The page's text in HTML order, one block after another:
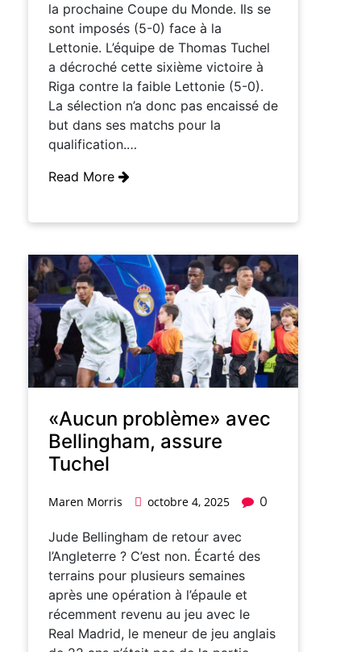
la prochaine Coupe du Monde. Ils se
sont imposés (5-0) face à la
Lettonie. L’équipe de Thomas Tuchel
a décroché cette sixième victoire à
Riga contre la faible Lettonie (5-0).
La sélection n’a donc pas encaissé de
but dans ses matchs pour la
qualification.…
Read More
«Aucun problème» avec
Bellingham, assure
Tuchel
Maren Morris octobre 4, 2025 0
Jude Bellingham de retour avec
l’Angleterre ? C’est non. Écarté des
terrains pour plusieurs semaines
après une opération à l’épaule et
récemment revenu au jeu avec le
Real Madrid, le meneur de jeu anglais